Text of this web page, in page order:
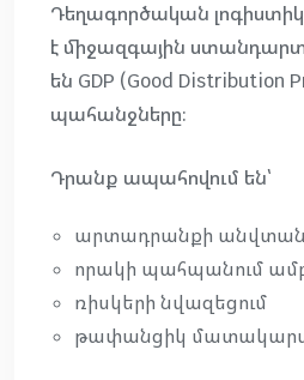
Դեղագործական
է միջազգային
են GDP (Good Distribution
պահանջները։
Դրանք ապահովում են՝
արտադրանքի
որակի պահպանում
ռիսկերի նվազեցում
թափանցիկ